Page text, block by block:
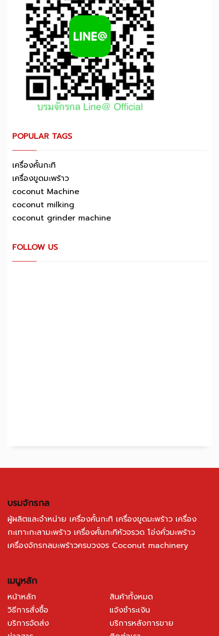
POPULAR TAGS
เครื่องคั้นกะทิ
เครื่องขูดมะพร้าว
coconut Machine
coconut milking
coconut grinder machine
FOLLOW US
บรมจักรกล
ผู้ผลิตและจำหน่าย เครื่องคั้นกะทิ เครื่องขูดมะพร้าว เครื่อง
กะเทาะกะลามะพร้าว เครื่องคั้นกะทิหัวจรวด โอ่งคั่วมะพร้าว
เครื่องจักรกลมะพร้าวครบวงจร Coconut machinery
เมนูหลัก
หน้าหลัก
สินค้าทั้งหมด
วิธีการสั่งซื้อ
แจ้งชำระเงิน
บริการจัดส่ง
บริการหลังการขาย